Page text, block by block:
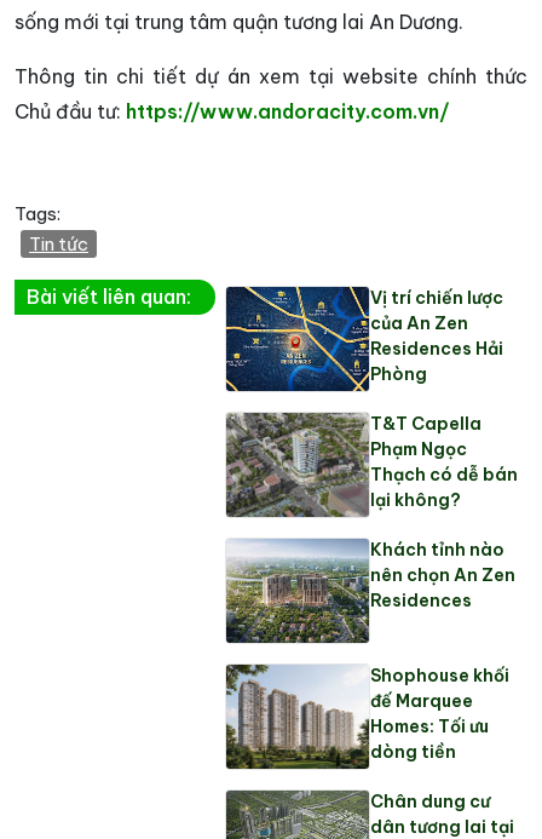
sống mới tại trung tâm quận tương lai An Dương.
Thông tin chi tiết dự án xem tại website chính thức
Chủ đầu tư: https://www.andoracity.com.vn/
Tags:
Tin tức
Bài viết liên quan:
Vị trí chiến lược
của An Zen
Residences Hải
Phòng
T&T Capella
Phạm Ngọc
Thạch có dễ bán
lại không?
Khách tỉnh nào
nên chọn An Zen
Residences
Shophouse khối
đế Marquee
Homes: Tối ưu
dòng tiền
Chân dung cư
dân tương lai tại